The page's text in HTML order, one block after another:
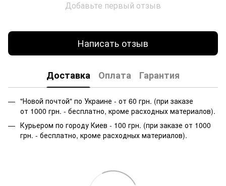
Добавьте первый отзыв
Написать отзыв
Доставка Оплата Гарантия
"Новой почтой" по Украине - от 60 грн. (при заказе
от 1000 грн. - бесплатно, кроме расходных материалов).
Курьером по городу Киев - 100 грн. (при заказе от 1000
грн. - бесплатно, кроме расходных материалов).